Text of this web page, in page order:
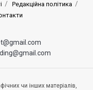
Редакційна політика
чи інших матеріалів,